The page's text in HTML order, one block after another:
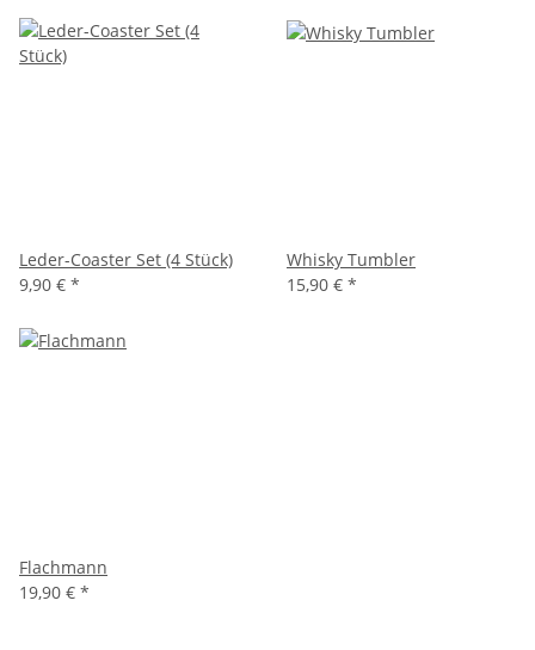
Leder-Coaster Set (4 Stück)
9,90 € *
Whisky Tumbler
15,90 € *
Flachmann
19,90 € *